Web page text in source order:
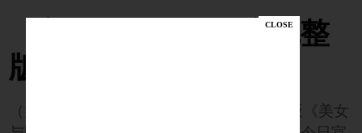
《美女與野獸》確定完整
版大馬上映
（大馬美食與新聞頻道21訊）迪士尼真人版《美女